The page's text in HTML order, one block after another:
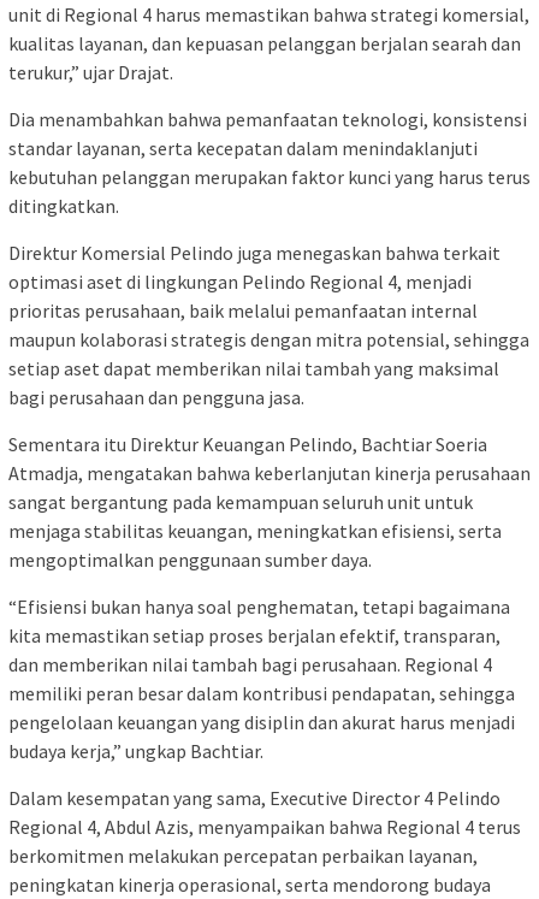
unit di Regional 4 harus memastikan bahwa strategi komersial,
kualitas layanan, dan kepuasan pelanggan berjalan searah dan
terukur,” ujar Drajat.
Dia menambahkan bahwa pemanfaatan teknologi, konsistensi
standar layanan, serta kecepatan dalam menindaklanjuti
kebutuhan pelanggan merupakan faktor kunci yang harus terus
ditingkatkan.
Direktur Komersial Pelindo juga menegaskan bahwa terkait
optimasi aset di lingkungan Pelindo Regional 4, menjadi
prioritas perusahaan, baik melalui pemanfaatan internal
maupun kolaborasi strategis dengan mitra potensial, sehingga
setiap aset dapat memberikan nilai tambah yang maksimal
bagi perusahaan dan pengguna jasa.
Sementara itu Direktur Keuangan Pelindo, Bachtiar Soeria
Atmadja, mengatakan bahwa keberlanjutan kinerja perusahaan
sangat bergantung pada kemampuan seluruh unit untuk
menjaga stabilitas keuangan, meningkatkan efisiensi, serta
mengoptimalkan penggunaan sumber daya.
“Efisiensi bukan hanya soal penghematan, tetapi bagaimana
kita memastikan setiap proses berjalan efektif, transparan,
dan memberikan nilai tambah bagi perusahaan. Regional 4
memiliki peran besar dalam kontribusi pendapatan, sehingga
pengelolaan keuangan yang disiplin dan akurat harus menjadi
budaya kerja,” ungkap Bachtiar.
Dalam kesempatan yang sama, Executive Director 4 Pelindo
Regional 4, Abdul Azis, menyampaikan bahwa Regional 4 terus
berkomitmen melakukan percepatan perbaikan layanan,
peningkatan kinerja operasional, serta mendorong budaya